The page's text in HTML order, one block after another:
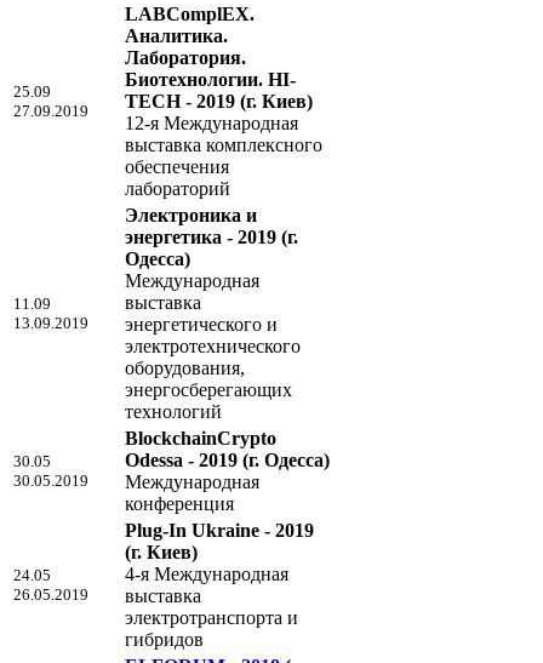
25.09
27.09.2019
LABComplEX.
Аналитика.
Лаборатория.
Биотехнологии. HI-
TECH - 2019 (г. Киев)
12-я Международная
выставка комплексного
обеспечения
лабораторий
11.09
13.09.2019
Электроника и
энергетика - 2019 (г.
Одесса)
Международная
выставка
энергетического и
электротехнического
оборудования,
энергосберегающих
технологий
30.05
30.05.2019
BlockchainCrypto
Odessa - 2019 (г. Одесса)
Международная
конференция
24.05
26.05.2019
Plug-In Ukraine - 2019
(г. Киев)
4-я Международная
выставка
электротранспорта и
гибридов